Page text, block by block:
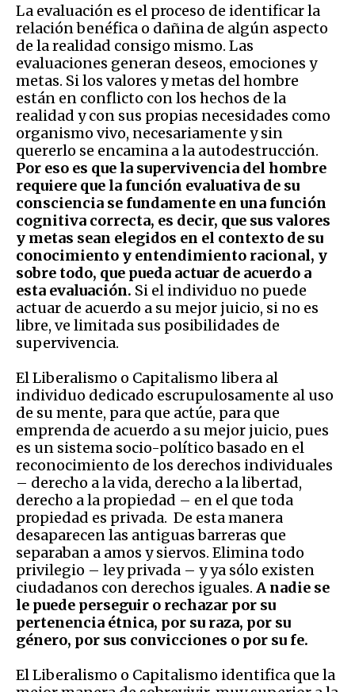
La evaluación es el proceso de identificar la
relación benéfica o dañina de algún aspecto
de la realidad consigo mismo. Las
evaluaciones generan deseos, emociones y
metas. Si los valores y metas del hombre
están en conflicto con los hechos de la
realidad y con sus propias necesidades como
organismo vivo, necesariamente y sin
quererlo se encamina a la autodestrucción.
Por eso es que la supervivencia del hombre
requiere que la función evaluativa de su
consciencia se fundamente en una función
cognitiva correcta, es decir, que sus valores
y metas sean elegidos en el contexto de su
conocimiento y entendimiento racional, y
sobre todo, que pueda actuar de acuerdo a
esta evaluación. Si el individuo no puede
actuar de acuerdo a su mejor juicio, si no es
libre, ve limitada sus posibilidades de
supervivencia.
El Liberalismo o Capitalismo libera al
individuo dedicado escrupulosamente al uso
de su mente, para que actúe, para que
emprenda de acuerdo a su mejor juicio, pues
es un sistema socio-político basado en el
reconocimiento de los derechos individuales
– derecho a la vida, derecho a la libertad,
derecho a la propiedad – en el que toda
propiedad es privada. De esta manera
desaparecen las antiguas barreras que
separaban a amos y siervos. Elimina todo
privilegio – ley privada – y ya sólo existen
ciudadanos con derechos iguales. A nadie se
le puede perseguir o rechazar por su
pertenencia étnica, por su raza, por su
género, por sus convicciones o por su fe.
El Liberalismo o Capitalismo identifica que la